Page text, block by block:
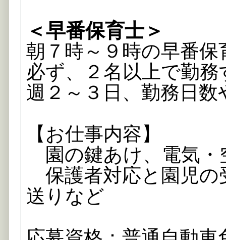
＜早番保育士＞
朝７時～９時の早番
必ず、２名以上で勤
週２～３日、勤務日
【お仕事内容】
園の鍵あけ、電気・
保護者対応と園児の
送りなど